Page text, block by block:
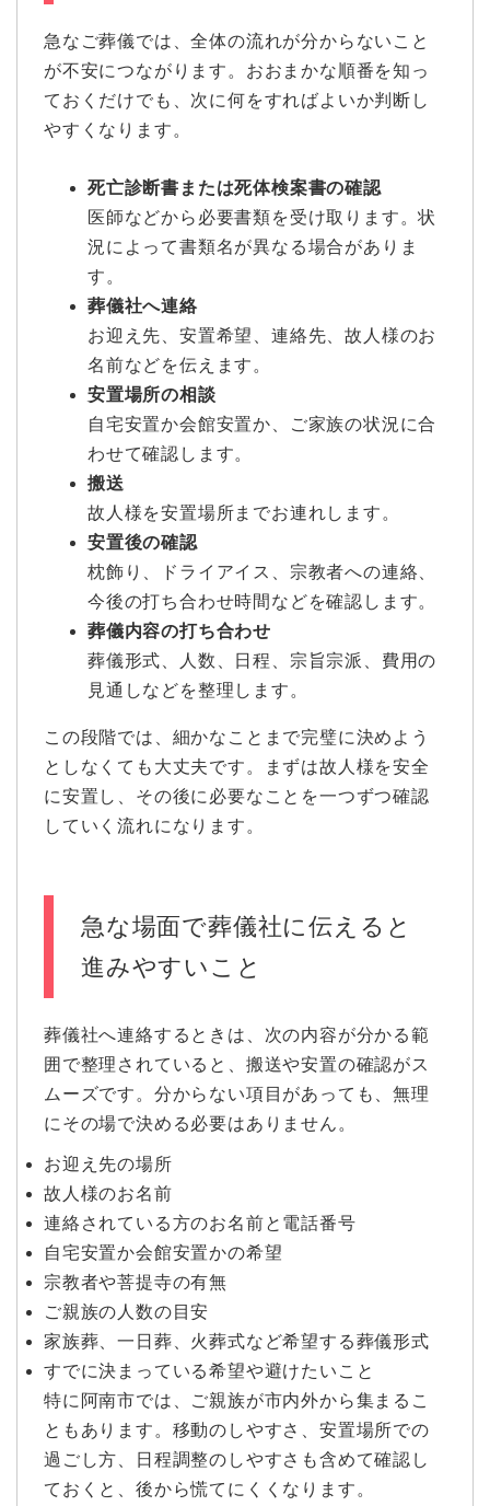
急なご葬儀では、全体の流れが分からないこと
が不安につながります。おおまかな順番を知っ
ておくだけでも、次に何をすればよいか判断し
やすくなります。
死亡診断書または死体検案書の確認
医師などから必要書類を受け取ります。状
況によって書類名が異なる場合がありま
す。
葬儀社へ連絡
お迎え先、安置希望、連絡先、故人様のお
名前などを伝えます。
安置場所の相談
自宅安置か会館安置か、ご家族の状況に合
わせて確認します。
搬送
故人様を安置場所までお連れします。
安置後の確認
枕飾り、ドライアイス、宗教者への連絡、
今後の打ち合わせ時間などを確認します。
葬儀内容の打ち合わせ
葬儀形式、人数、日程、宗旨宗派、費用の
見通しなどを整理します。
この段階では、細かなことまで完璧に決めよう
としなくても大丈夫です。まずは故人様を安全
に安置し、その後に必要なことを一つずつ確認
していく流れになります。
急な場面で葬儀社に伝えると
進みやすいこと
葬儀社へ連絡するときは、次の内容が分かる範
囲で整理されていると、搬送や安置の確認がス
ムーズです。分からない項目があっても、無理
にその場で決める必要はありません。
お迎え先の場所
故人様のお名前
連絡されている方のお名前と電話番号
自宅安置か会館安置かの希望
宗教者や菩提寺の有無
ご親族の人数の目安
家族葬、一日葬、火葬式など希望する葬儀形式
すでに決まっている希望や避けたいこと
特に阿南市では、ご親族が市内外から集まるこ
ともあります。移動のしやすさ、安置場所での
過ごし方、日程調整のしやすさも含めて確認し
ておくと、後から慌てにくくなります。